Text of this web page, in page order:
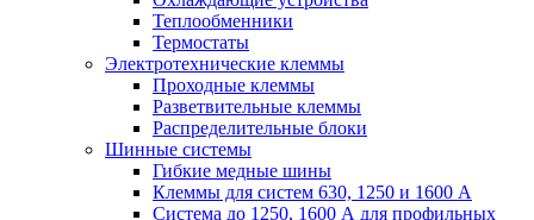
Теплообменники
Термостаты
Электротехнические клеммы
Проходные клеммы
Разветвительные клеммы
Распределительные блоки
Шинные системы
Гибкие медные шины
Клеммы для систем 630, 1250 и 1600 А
Система до 1250, 1600 А для профильных